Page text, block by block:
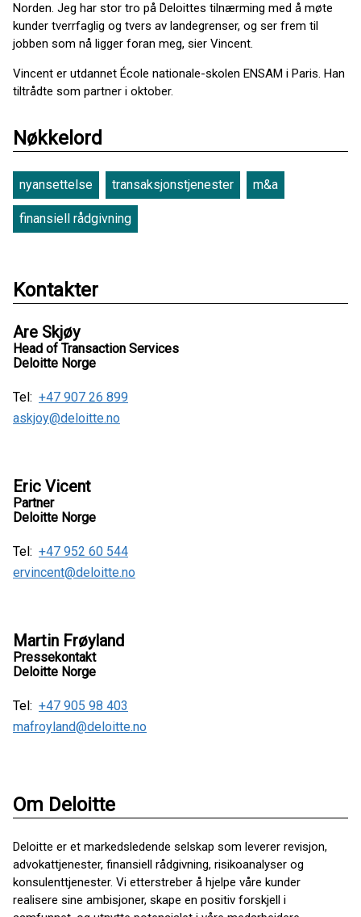
Norden. Jeg har stor tro på Deloittes tilnærming med å møte
kunder tverrfaglig og tvers av landegrenser, og ser frem til
jobben som nå ligger foran meg, sier Vincent.
Vincent er utdannet École nationale-skolen ENSAM i Paris. Han
tiltrådte som partner i oktober.
Nøkkelord
nyansettelse transaksjonstjenester m&a
finansiell rådgivning
Kontakter
Are Skjøy
Head of Transaction Services
Deloitte Norge
Tel: +47 907 26 899
askjoy@deloitte.no
Eric Vicent
Partner
Deloitte Norge
Tel: +47 952 60 544
ervincent@deloitte.no
Martin Frøyland
Pressekontakt
Deloitte Norge
Tel: +47 905 98 403
mafroyland@deloitte.no
Om Deloitte
Deloitte er et markedsledende selskap som leverer revisjon,
advokattjenester, finansiell rådgivning, risikoanalyser og
konsulenttjenester. Vi etterstreber å hjelpe våre kunder
realisere sine ambisjoner, skape en positiv forskjell i